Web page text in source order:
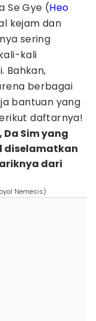
Se Gye (Heo
kejam dan
sering
kali
Bahkan,
berbagai
bantuan yang
daftarnya!
Da Sim yang
diselamatkan
dari
Nemesis)